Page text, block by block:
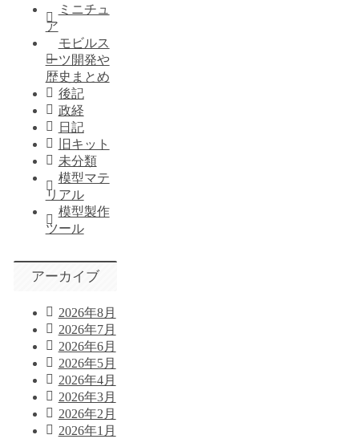
ミニチュ
ア
モビルス
ーツ開発や
歴史まとめ
後記
政経
日記
旧キット
未分類
模型マテ
リアル
模型製作
ツール
アーカイブ
2026年8月
2026年7月
2026年6月
2026年5月
2026年4月
2026年3月
2026年2月
2026年1月